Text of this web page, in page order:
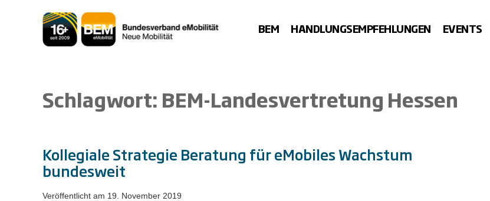
BEM HANDLUNGSEMPFEHLUNGEN EVENTS
Schlagwort: BEM-Landesvertretung Hessen
Kollegiale Strategie Beratung für eMobiles Wachstum
bundesweit
Veröffentlicht am 19. November 2019